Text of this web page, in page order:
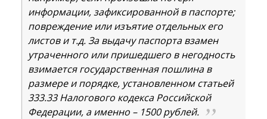
информации, зафиксированной в паспорте;
повреждение или изъятие отдельных его
листов и т.д. За выдачу паспорта взамен
утраченного или пришедшего в негодность
взимается государственная пошлина в
размере и порядке, установленном статьей
333.33 Налогового кодекса Российской
Федерации, а именно – 1500 рублей.